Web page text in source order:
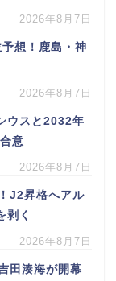
2026年8月7日
想！鹿島・神
2026年8月7日
ウスと2032年
意
2026年8月7日
J2昇格へアル
剥く
2026年8月7日
田湊海が開幕